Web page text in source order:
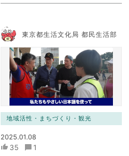
東京都生活文化局 都民生活部
地域活性・まちづくり・観光
2025.01.08
35 1